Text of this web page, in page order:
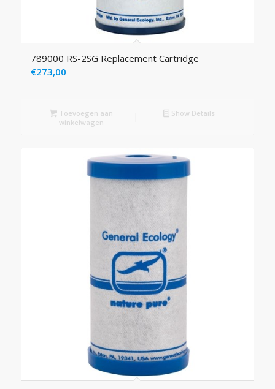
789000 RS-2SG Replacement Cartridge
€273,00
Toevoegen aan
winkelwagen
Show Details